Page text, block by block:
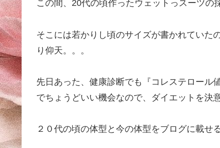
この間、20代の頃作ったウェットっスーツの
そこには若かりし頃のサイズが書かれていた
り仰天。。。
先日あった、健康診断でも『コレステロール
でちょうどいい機会なので、ダイエットを決
２０代の頃の体型と今の体型をブログに載せ